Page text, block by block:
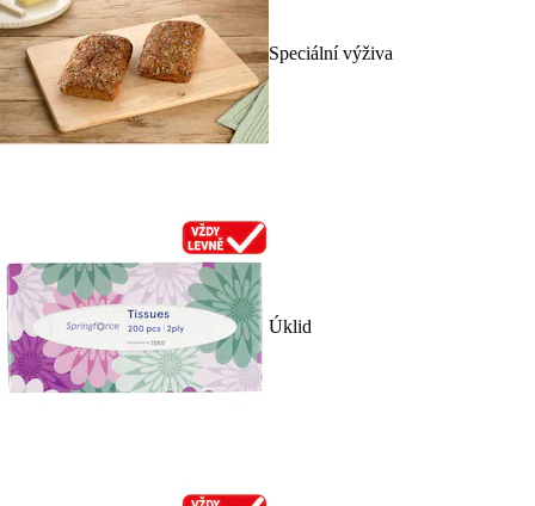
Speciální výživa
Úklid